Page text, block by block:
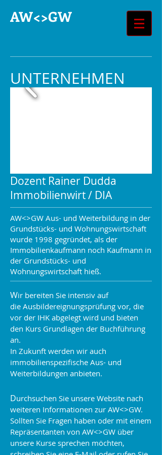
AW<>GW
UNTERNEHMEN
Dozent Rainer Dudda
Immobilienwirt / DIA
AW<>GW Aus- und Weiterbildung in der
Grundstücks- und Wohnungswirtschaft
wurde 1998 gegründet, als der
Immobilienkaufmann noch Kaufmann in
der Grundstücks- und
Wohnungswirtschaft hieß.
Wir bereiten Sie intensiv auf
die Ausbildereignungsprüfung vor, die
vor der IHK abgelegt wird und bieten
den Kurs Grundlagen der Buchführung
an.
In Zukunft werden wir auch
immobilienspezifische Aus- und
Weiterbildungen anbieten.
Durchsuchen Sie unsere Website nach
weiteren Informationen zur AW<>GW.
Sollten Sie Fragen haben oder mit einem
Repräsentanten von AW<>GW über
unsere Kurse sprechen möchten,